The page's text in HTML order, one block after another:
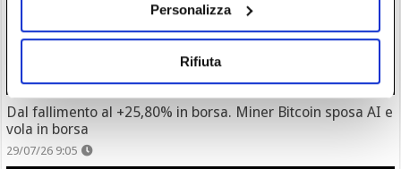
Personalizza
Rifiuta
Dal fallimento al +25,80% in borsa. Miner Bitcoin sposa AI e
vola in borsa
29/07/26 9:05